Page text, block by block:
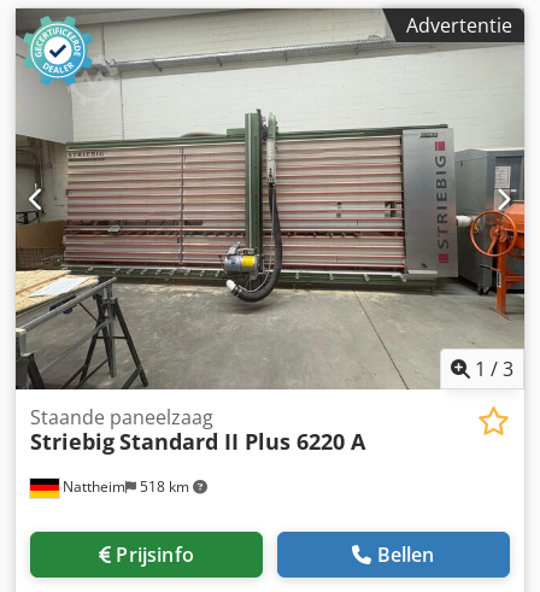
Verdere opties en accessoires = - Trekhaak 3500 kg -
Werkverlichting - Elektrisch verstelbare stoelen -
Verwarming - Radio met Bluetooth - Waarschuwingslichten
Dkjdezq T A Depfx Abyjr - Gereedschapskist =
Opmerkingen = 2x gereedschapskisten, open Veldhuizen-
laadbak met aluminium zijwanden 500x220 mm,
verzonken bevestigingsogen, 6500 kg laadvermogen !!
Advertentie
1 /3
Nattheim 518 km
Staande paneelzaag
StriebigStandard II Plus 6220 A
Prijsinfo Bellen